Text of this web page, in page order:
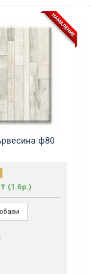
НАМАЛЕНИЕ
ф80
(1 бр.)